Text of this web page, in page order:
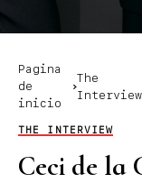
Pagina
de
inicio
The
Interview
THE INTERVIEW
Ceci de la